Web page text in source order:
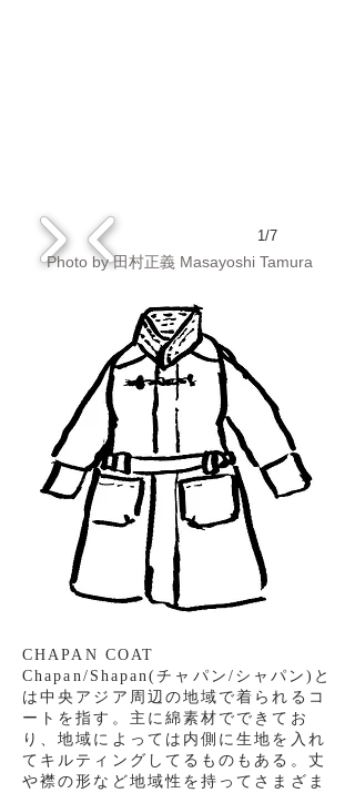
1/7
Photo by 田村正義 Masayoshi Tamura
CHAPAN COAT
Chapan/Shapan(チャパン/シャパン)と
は中央アジア周辺の地域で着られるコ
ートを指す。主に綿素材でできてお
り、地域によっては内側に生地を入れ
てキルティングしてるものもある。 丈
や襟の形など地域性を持ってさまざま